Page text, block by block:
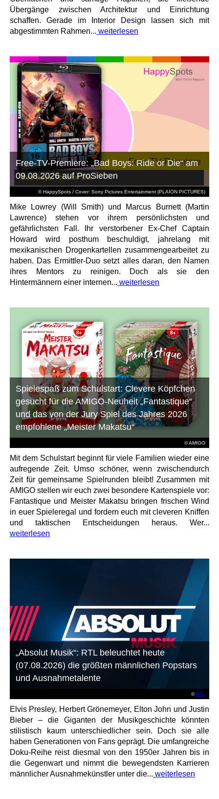
Übergänge zwischen Architektur und Einrichtung
schaffen. Gerade im Interior Design lassen sich mit
abgestimmten Rahmen... weiterlesen
© HappySpots / Cover: Sony Pictures Entertainment (PLAION PICTURES)
Free-TV-Premiere: „Bad Boys: Ride or Die“ am
09.08.2026 auf ProSieben
Mike Lowrey (Will Smith) und Marcus Burnett (Martin
Lawrence) stehen vor ihrem persönlichsten und
gefährlichsten Fall. Ihr verstorbener Ex-Chef Captain
Howard wird posthum beschuldigt, jahrelang mit
mexikanischen Drogenkartellen zusammengearbeitet zu
haben. Das Ermittler-Duo setzt alles daran, den Namen
ihres Mentors zu reinigen. Doch als sie den
Hintermännern einer internen... weiterlesen
© AMIGO
Spielespaß zum Schulstart: Clevere Köpfchen
gesucht für die AMIGO-Neuheit „Fantastique“
und das von der Jury Spiel des Jahres 2026
empfohlene „Meister Makatsu“
Mit dem Schulstart beginnt für viele Familien wieder eine
aufregende Zeit. Umso schöner, wenn zwischendurch
Zeit für gemeinsame Spielrunden bleibt! Zusammen mit
AMIGO stellen wir euch zwei besondere Kartenspiele vor:
Fantastique und Meister Makatsu bringen frischen Wind
in euer Spieleregal und fordern euch mit cleveren Kniffen
und taktischen Entscheidungen heraus. Wer...
weiterlesen
©RTL
„Absolut Musik“: RTL beleuchtet heute
(07.08.2026) die größten männlichen Popstars
und Ausnahmetalente
Elvis Presley, Herbert Grönemeyer, Elton John und Justin
Bieber – die Giganten der Musikgeschichte könnten
stilistisch kaum unterschiedlicher sein. Doch sie alle
haben Generationen von Fans geprägt. Die umfangreiche
Doku-Reihe reist diesmal von den 1950er Jahren bis in
die Gegenwart und nimmt die bewegendsten Karrieren
männlicher Ausnahmekünstler unter die... weiterlesen